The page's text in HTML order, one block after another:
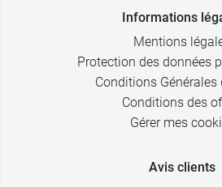
Informations
Mentions
Protection des données
Conditions Générales
Conditions des
Gérer mes
Avis clients